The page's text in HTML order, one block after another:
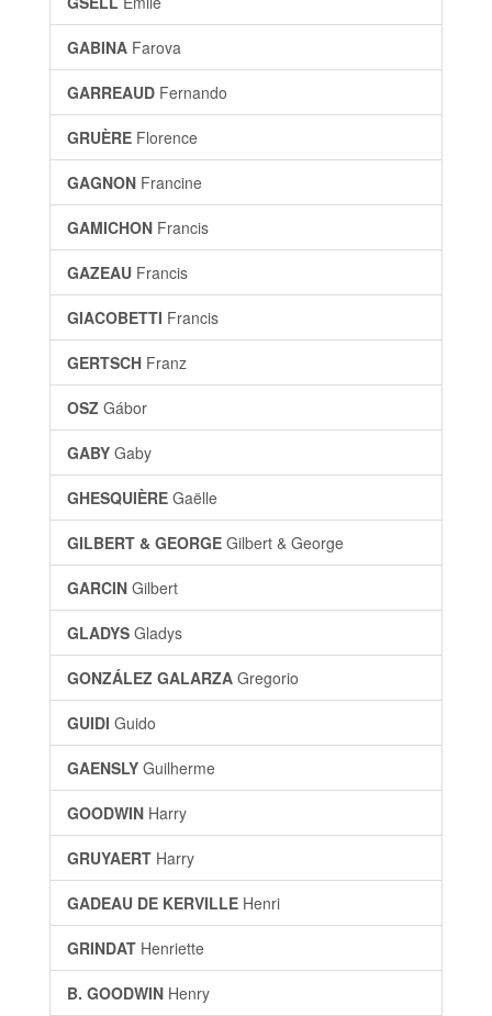
GABINA Farova
GARREAUD Fernando
GRUÈRE Florence
GAGNON Francine
GAMICHON Francis
GAZEAU Francis
GIACOBETTI Francis
GERTSCH Franz
OSZ Gábor
GABY Gaby
GHESQUIÈRE Gaëlle
GILBERT & GEORGE Gilbert & George
GARCIN Gilbert
GLADYS Gladys
GONZÁLEZ GALARZA Gregorio
GUIDI Guido
GAENSLY Guilherme
GOODWIN Harry
GRUYAERT Harry
GADEAU DE KERVILLE Henri
GRINDAT Henriette
B. GOODWIN Henry